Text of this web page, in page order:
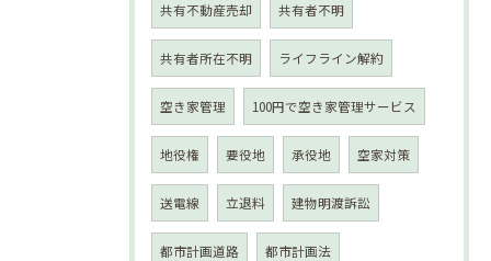
共有不動産売却 共有者不明
共有者所在不明 ライフライン解約
空き家管理 100円で空き家管理サービス
地役権 要役地 承役地 空家対策
送電線 立退料 建物明渡訴訟
都市計画道路 都市計画法